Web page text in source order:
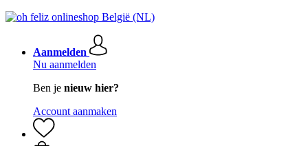
Aanmelden
Nu aanmelden
Ben je nieuw hier?
Account aanmaken